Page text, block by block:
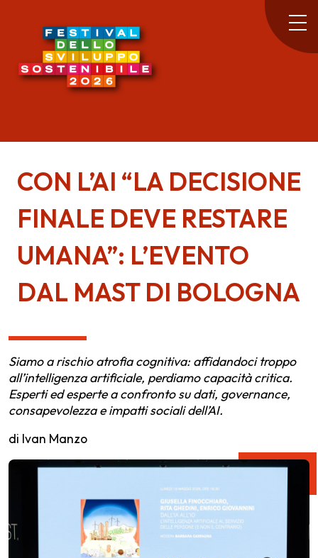
CON L’AI “LA DECISIONE
FINALE DEVE RESTARE
UMANA”: L’EVENTO
DAL MAST DI BOLOGNA
Siamo a rischio atrofia cognitiva: affidandoci troppo
all’intelligenza artificiale, perdiamo capacità critica.
Esperti ed esperte a confronto su dati, governance,
consapevolezza e impatti sociali dell’AI.
di Ivan Manzo